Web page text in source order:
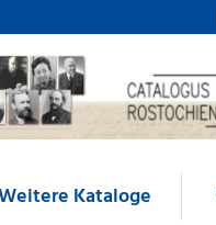
Kataloge